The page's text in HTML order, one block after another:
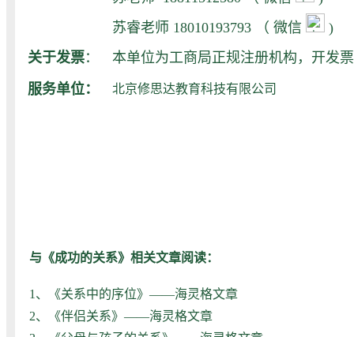
苏睿老师 18010193793
（ 微信
)
关于发票：
本单位为工商局正规注册机构，开发
服务单位：
北京修思达教育科技有限公司
与《成功的关系》相关文章阅读：
1、
《关系中的序位》——海灵格文章
2、
《伴侣关系》——海灵格文章